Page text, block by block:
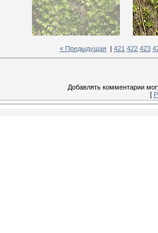
« Предыдущая 421 422 423
Добавлять комментарии
[